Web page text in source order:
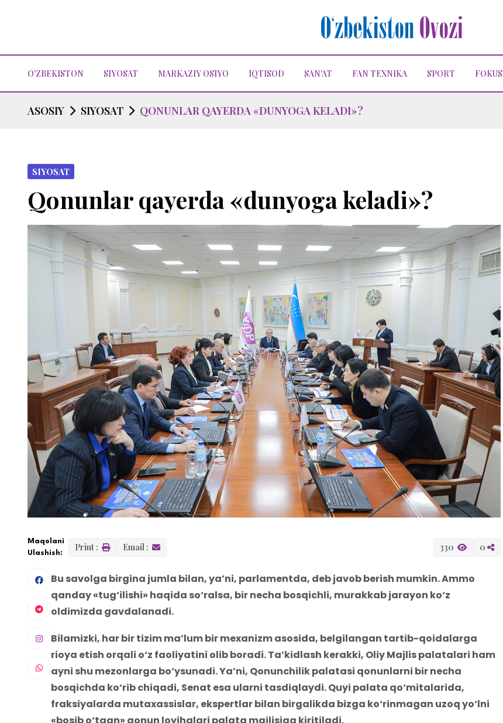
O'ZBEKISTON SIYOSAT MARKAZIY OSIYO IQTISOD SAN'AT FAN TEXNIKA SPORT FOKUS
ASOSIY SIYOSAT QONUNLAR QAYERDA «DUNYOGA KELADI»?
SIYOSAT
Qonunlar qayerda «dunyoga keladi»?
Maqolani
Ulashish:
Print : Email : 330 0
Bu savolga birgina jumla bilan, ya’ni, parlamentda, deb javob berish mumkin. Ammo
qanday «tug‘ilishi» haqida so‘ralsa, bir necha bosqichli, murakkab jarayon ko‘z
oldimizda gavdalanadi.
Bilamizki, har bir tizim ma’lum bir mexanizm asosida, belgilangan tartib-qoidalarga
rioya etish orqali o‘z faoliyatini olib boradi. Ta’kidlash kerakki, Oliy Majlis palatalari ham
ayni shu mezonlarga bo‘ysunadi. Ya’ni, Qonunchilik palatasi qonunlarni bir necha
bosqichda ko‘rib chiqadi, Senat esa ularni tasdiqlaydi. Quyi palata qo‘mitalarida,
fraksiyalarda mutaxassislar, ekspertlar bilan birgalikda bizga ko‘rinmagan uzoq yo‘lni